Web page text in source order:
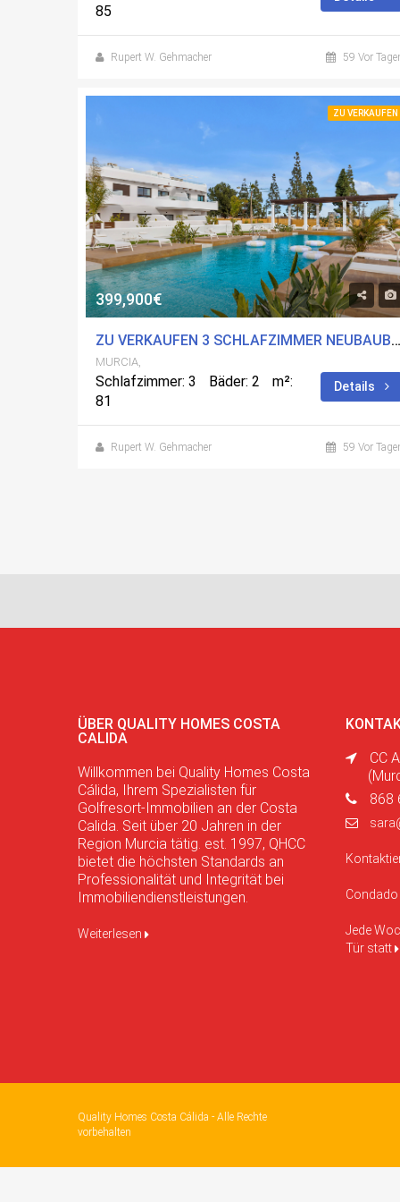
85
Rupert W. Gehmacher 59 Vor
ZU VERKAUFEN
399,900€
ZU VERKAUFEN 3 SCHLAFZIMMER NEUBAUBUNGALOW IN LOS ALCÃ¡ZARES, MURCIA MIT POOL
MURCIA,
Schlafzimmer: 3 Bäder: 2
m²:
81
Details
Rupert W. Gehmacher 59 Vor
ÜBER QUALITY HOMES COSTA
CALIDA
Willkommen bei Quality Homes Costa
Cálida, Ihrem Spezialisten für
Golfresort-Immobilien an der Costa
Calida. Seit über 20 Jahren in der
Region Murcia tätig. est. 1997, QHCC
bietet die höchsten Standards an
Professionalität und Integrität bei
Immobiliendienstleistungen.
Weiterlesen
CC
868
Jede
Tür statt
Quality Homes Costa Cálida - Alle Rechte
vorbehalten